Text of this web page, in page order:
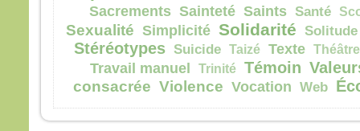
Sacrements Sainteté Saints Santé
Sexualité Simplicité Solidarité Solitude
Stéréotypes Suicide Taizé Texte Théâtre
Travail manuel Trinité Témoin
consacrée Violence Vocation Web